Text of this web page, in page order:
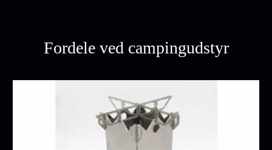
Fordele ved campingudstyr